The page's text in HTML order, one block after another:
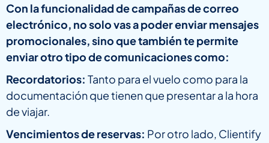
Con la funcionalidad de campañas de correo
electrónico, no solo vas a poder enviar mensajes
promocionales, sino que también te permite
enviar otro tipo de comunicaciones como:
Recordatorios: Tanto para el vuelo como para la
documentación que tienen que presentar a la hora
de viajar.
Vencimientos de reservas: Por otro lado, Clientify